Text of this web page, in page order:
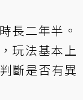
長二年半。
玩法基本上
斷是否有異